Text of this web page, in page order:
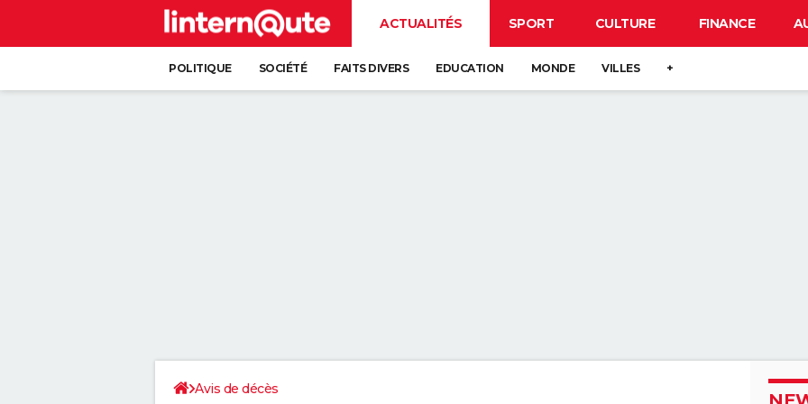
ACTUALITÉS SPORT CULTURE FINANCE
POLITIQUE SOCIÉTÉ FAITS DIVERS EDUCATION MONDE VILLES +
Avis de décès